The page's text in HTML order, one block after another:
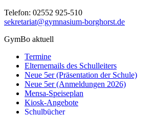
Telefon: 02552 925-510
sekretariat@gymnasium-borghorst.de
GymBo aktuell
Termine
Elternemails des Schulleiters
Neue 5er (Präsentation der Schule)
Neue 5er (Anmeldungen 2026)
Mensa-Speiseplan
Kiosk-Angebote
Schulbücher